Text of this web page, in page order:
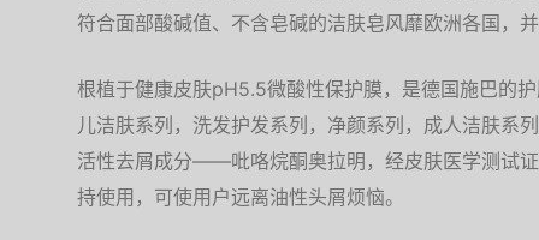
符合面部酸碱值、不含皂碱的洁肤皂风靡欧洲各国，
根植于健康皮肤pH5.5微酸性保护膜，是德国施巴的
儿洁肤系列，洗发护发系列，净颜系列，成人洁肤系
活性去屑成分——吡咯烷酮奥拉明，经皮肤医学测试
持使用，可使用户远离油性头屑烦恼。